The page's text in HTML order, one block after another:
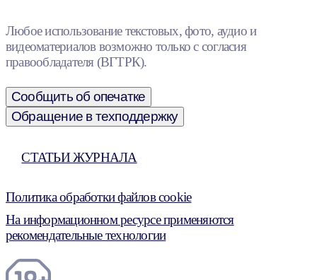
Любое использование текстовых, фото, аудио и
видеоматериалов возможно только с согласия
правообладателя (ВГТРК).
Сообщить об опечатке
Обращение в техподдержку
СТАТЬИ ЖУРНАЛА
Политика обработки файлов cookie
На информационном ресурсе применяются
рекомендательные технологии